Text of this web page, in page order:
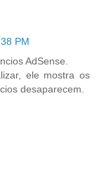
PM
AdSense.
ele mostra os
desaparecem.